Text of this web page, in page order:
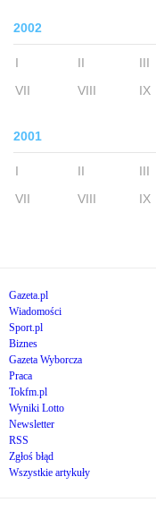
2002
I II III
VII
VIII IX
2001
I II III
VII
VIII IX
Gazeta.pl
Wiadomości
Sport.pl
Biznes
Gazeta Wyborcza
Praca
Tokfm.pl
Wyniki Lotto
Newsletter
RSS
Zgłoś błąd
Wszystkie artykuły